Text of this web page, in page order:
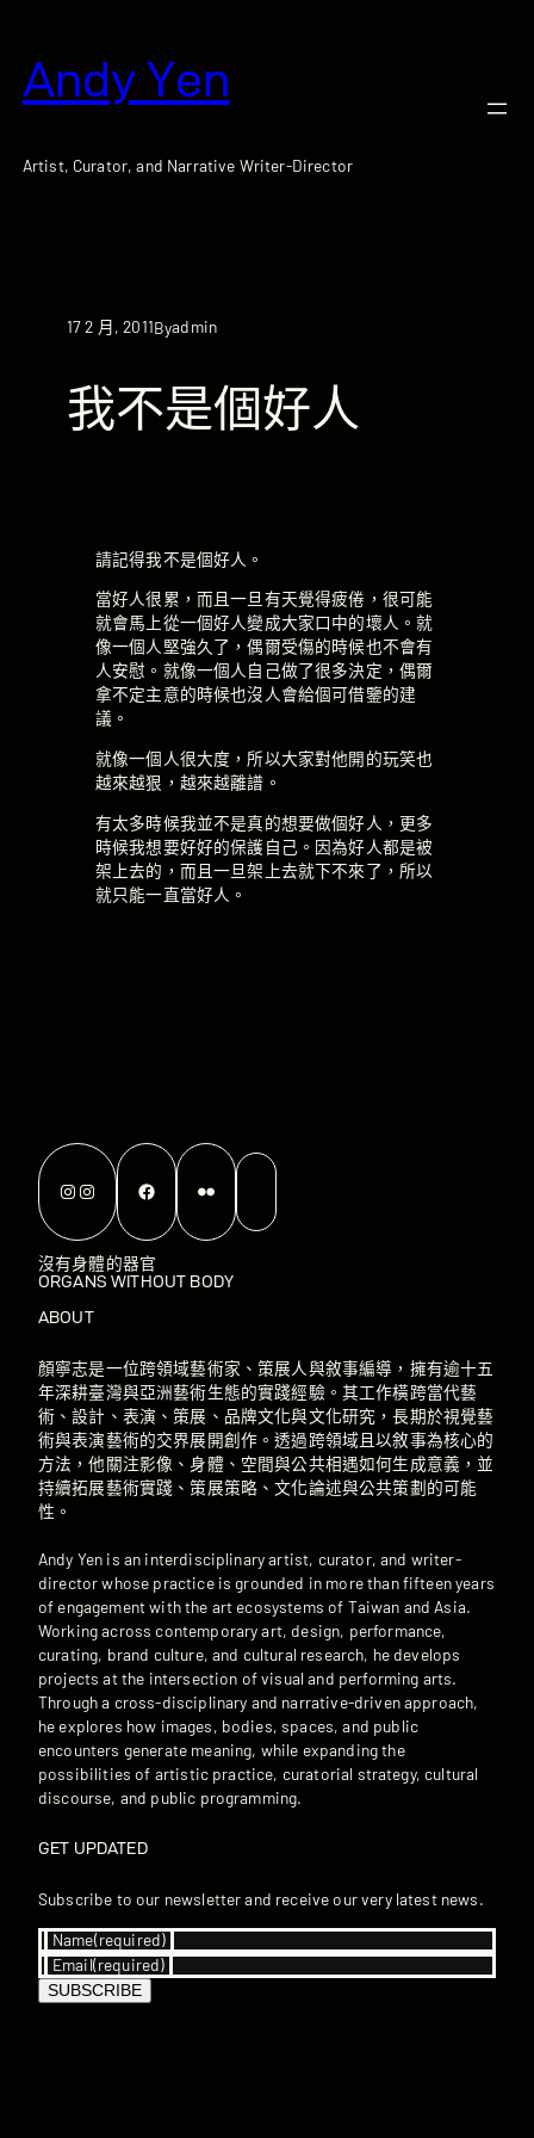
要Andy Yen
Artist, Curator, and Narrative Writer-Director
17 2 月, 2011Byadmin
我不是個好人
請記得我不是個好人。
當好人很累，而且一旦有天覺得疲倦，很可能
就會馬上從一個好人變成大家口中的壞人。就
像一個人堅強久了，偶爾受傷的時候也不會有
人安慰。就像一個人自己做了很多決定，偶爾
拿不定主意的時候也沒人會給個可借鑒的建
議。
就像一個人很大度，所以大家對他開的玩笑也
越來越狠，越來越離譜。
有太多時候我並不是真的想要做個好人，更多
時候我想要好好的保護自己。因為好人都是被
架上去的，而且一旦架上去就下不來了，所以
就只能一直當好人。
Instagram Instagram Facebook Flickr
沒有身體的器官
ORGANS WITHOUT BODY
ABOUT
顏寧志是一位跨領域藝術家、策展人與敘事編導，擁有逾十五
年深耕臺灣與亞洲藝術生態的實踐經驗。其工作橫跨當代藝
術、設計、表演、策展、品牌文化與文化研究，長期於視覺藝
術與表演藝術的交界展開創作。透過跨領域且以敘事為核心的
方法，他關注影像、身體、空間與公共相遇如何生成意義，並
持續拓展藝術實踐、策展策略、文化論述與公共策劃的可能
性。
Andy Yen is an interdisciplinary artist, curator, and writer-
director whose practice is grounded in more than fifteen years
of engagement with the art ecosystems of Taiwan and Asia.
Working across contemporary art, design, performance,
curating, brand culture, and cultural research, he develops
projects at the intersection of visual and performing arts.
Through a cross-disciplinary and narrative-driven approach,
he explores how images, bodies, spaces, and public
encounters generate meaning, while expanding the
possibilities of artistic practice, curatorial strategy, cultural
discourse, and public programming.
GET UPDATED
Subscribe to our newsletter and receive our very latest news.
Name(required)
Email(required)
SUBSCRIBE